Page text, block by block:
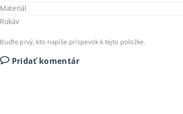
Materiál
Rukáv
Buďte prvý, kto napíše príspevok k tejto položke.
Pridať komentár